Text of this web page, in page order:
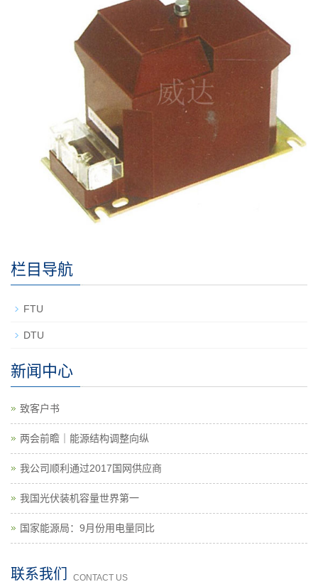
栏目导航
FTU
DTU
新闻中心
致客户书
两会前瞻｜能源结构调整向纵
我公司顺利通过2017国网供应商
我国光伏装机容量世界第一
国家能源局：9月份用电量同比
联系我们 CONTACT US